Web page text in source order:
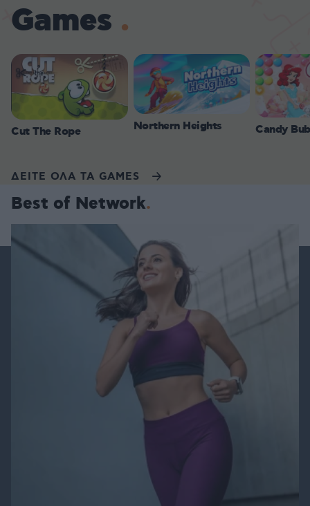
Games
Cut The Rope Northern Heights Candy
ΔΕΙΤΕ ΟΛΑ ΤΑ GAMES
Best of Network